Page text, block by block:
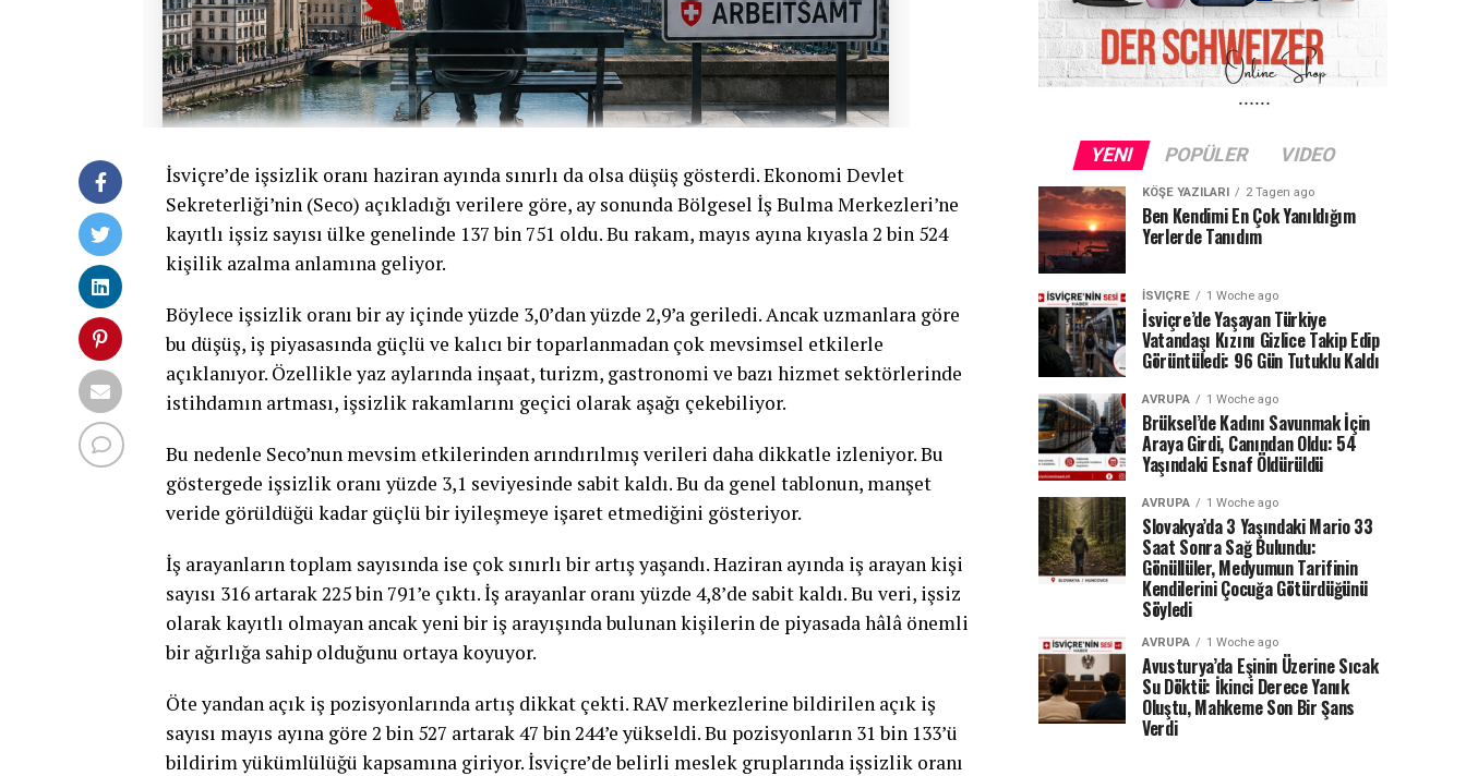
İsviçre’de işsizlik oranı haziran ayında sınırlı da olsa düşüş gösterdi. Ekonomi Devlet
Sekreterliği’nin (Seco) açıkladığı verilere göre, ay sonunda Bölgesel İş Bulma Merkezleri’ne
kayıtlı işsiz sayısı ülke genelinde 137 bin 751 oldu. Bu rakam, mayıs ayına kıyasla 2 bin 524
kişilik azalma anlamına geliyor.
Böylece işsizlik oranı bir ay içinde yüzde 3,0’dan yüzde 2,9’a geriledi. Ancak uzmanlara göre
bu düşüş, iş piyasasında güçlü ve kalıcı bir toparlanmadan çok mevsimsel etkilerle
açıklanıyor. Özellikle yaz aylarında inşaat, turizm, gastronomi ve bazı hizmet sektörlerinde
istihdamın artması, işsizlik rakamlarını geçici olarak aşağı çekebiliyor.
Bu nedenle Seco’nun mevsim etkilerinden arındırılmış verileri daha dikkatle izleniyor. Bu
göstergede işsizlik oranı yüzde 3,1 seviyesinde sabit kaldı. Bu da genel tablonun, manşet
veride görüldüğü kadar güçlü bir iyileşmeye işaret etmediğini gösteriyor.
İş arayanların toplam sayısında ise çok sınırlı bir artış yaşandı. Haziran ayında iş arayan kişi
sayısı 316 artarak 225 bin 791’e çıktı. İş arayanlar oranı yüzde 4,8’de sabit kaldı. Bu veri, işsiz
olarak kayıtlı olmayan ancak yeni bir iş arayışında bulunan kişilerin de piyasada hâlâ önemli
bir ağırlığa sahip olduğunu ortaya koyuyor.
Öte yandan açık iş pozisyonlarında artış dikkat çekti. RAV merkezlerine bildirilen açık iş
sayısı mayıs ayına göre 2 bin 527 artarak 47 bin 244’e yükseldi. Bu pozisyonların 31 bin 133’ü
bildirim yükümlülüğü kapsamına giriyor. İsviçre’de belirli meslek gruplarında işsizlik oranı
YENI POPÜLER VIDEO
KÖŞE YAZILARI 2 Tagen ago
Ben Kendimi En Çok Yanıldığım
Yerlerde Tanıdım
İSVIÇRE 1 Woche ago
İsviçre’de Yaşayan Türkiye
Vatandaşı Kızını Gizlice Takip Edip
Görüntüledi: 96 Gün Tutuklu Kaldı
AVRUPA 1 Woche ago
Brüksel’de Kadını Savunmak İçin
Araya Girdi, Canından Oldu: 54
Yaşındaki Esnaf Öldürüldü
AVRUPA 1 Woche ago
Slovakya’da 3 Yaşındaki Mario 33
Saat Sonra Sağ Bulundu:
Gönüllüler, Medyumun Tarifinin
Kendilerini Çocuğa Götürdüğünü
Söyledi
AVRUPA 1 Woche ago
Avusturya’da Eşinin Üzerine Sıcak
Su Döktü: İkinci Derece Yanık
Oluştu, Mahkeme Son Bir Şans
Verdi